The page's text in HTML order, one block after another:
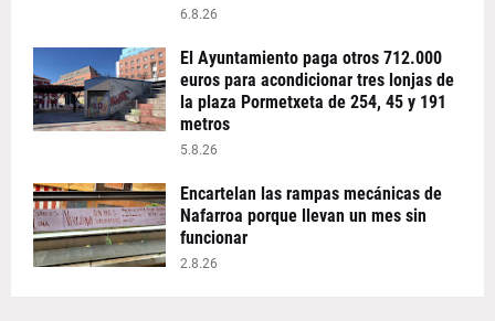
6.8.26
El Ayuntamiento paga otros 712.000
euros para acondicionar tres lonjas de
la plaza Pormetxeta de 254, 45 y 191
metros
5.8.26
Encartelan las rampas mecánicas de
Nafarroa porque llevan un mes sin
funcionar
2.8.26